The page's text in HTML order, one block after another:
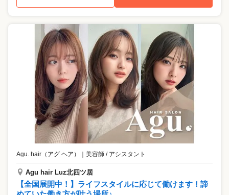
Agu. hair（アグ ヘア） 美容師 / アシスタント
Agu hair Luz北四ツ居
【全国展開中！】ライフスタイルに応じて働けます！諦